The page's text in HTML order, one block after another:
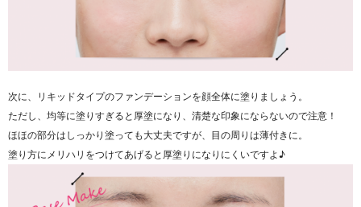
次に、リキッドタイプのファンデーションを顔全体に塗りましょう。
ただし、均等に塗りすぎると厚塗になり、清楚な印象にならないので注意！
ほほの部分はしっかり塗っても大丈夫ですが、目の周りは薄付きに。
塗り方にメリハリをつけてあげると厚塗りになりにくいですよ♪